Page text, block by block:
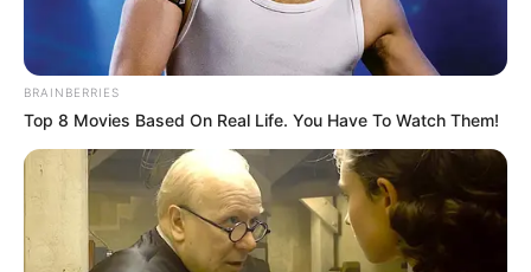
BRAINBERRIES
Top 8 Movies Based On Real Life. You Have To Watch Them!